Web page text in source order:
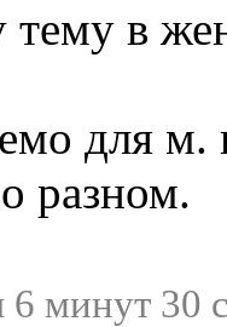
тему в
для
разном.
6 минут 30